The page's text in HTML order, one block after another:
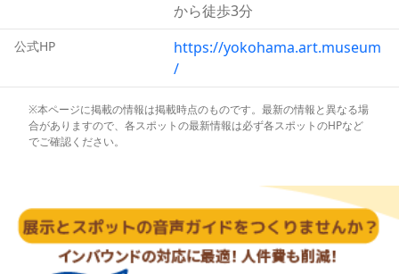
から徒歩3分
公式HP
https://yokohama.art.museum
/
※本ページに掲載の情報は掲載時点のものです。最新の情報と異なる場
合がありますので、各スポットの最新情報は必ず各スポットのHPなど
でご確認ください。